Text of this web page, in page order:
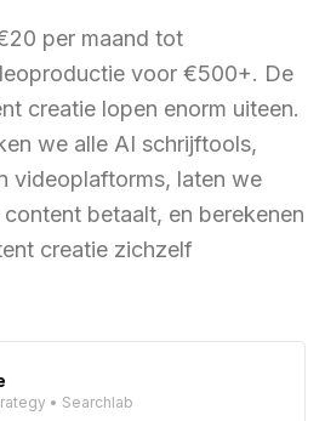
per maand tot
voor €500+. De
creatie lopen enorm uiteen.
we alle AI schrijftools,
videoplaftorms, laten we
betaalt, en berekenen
creatie zichzelf
• Searchlab